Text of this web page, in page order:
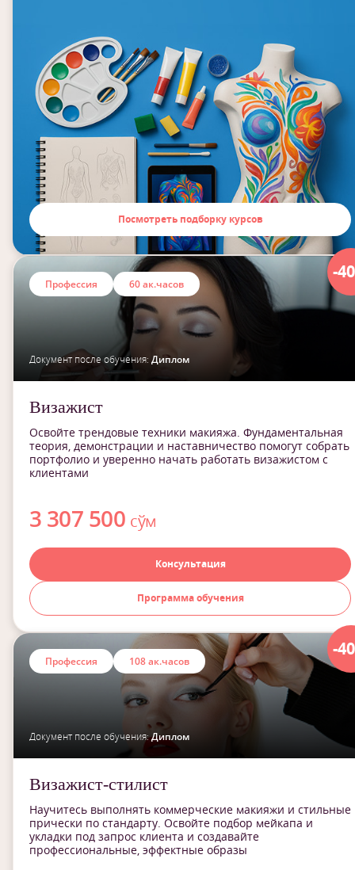
Посмотреть подборку курсов
-
Профессия 60 ак.часов
Документ после обучения: Диплом
Визажист
Освойте трендовые техники макияжа. Фундаментальная
теория, демонстрации и наставничество помогут собрать
портфолио и уверенно начать работать визажистом с
клиентами
3 307 500 сўм
Консультация
Программа обучения
-
Профессия 108 ак.часов
Документ после обучения:Диплом
Визажист-стилист
Научитесь выполнять коммерческие макияжи и стильные
прически по стандарту. Освойте подбор мейкапа и
укладки под запрос клиента и создавайте
профессиональные, эффектные образы